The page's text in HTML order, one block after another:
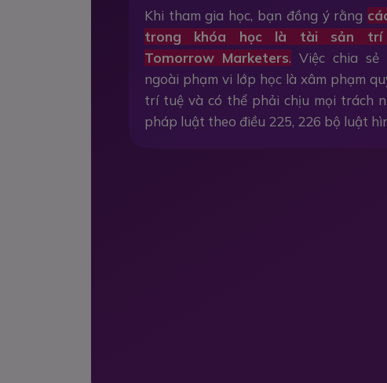
Khi tham gia học, bạn đồng ý rằng
trong khóa học là tài sản trí
Tomorrow Marketers. Việc chia
ngoài phạm vi lớp học là xâm phạm
trí tuệ và có thể phải chịu mọi trách
pháp luật theo điều 225, 226 bộ luật